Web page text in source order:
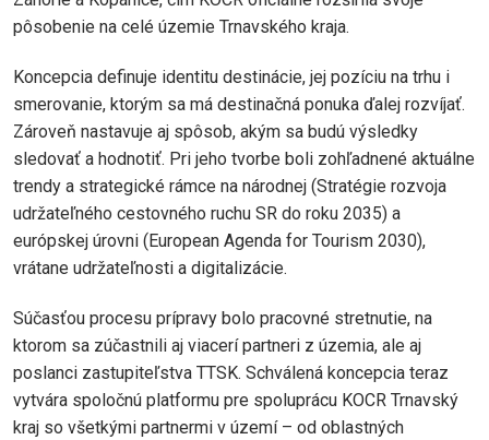
pôsobenie na celé územie Trnavského kraja.
Koncepcia definuje identitu destinácie, jej pozíciu na trhu i
smerovanie, ktorým sa má destinačná ponuka ďalej rozvíjať.
Zároveň nastavuje aj spôsob, akým sa budú výsledky
sledovať a hodnotiť. Pri jeho tvorbe boli zohľadnené aktuálne
trendy a strategické rámce na národnej (Stratégie rozvoja
udržateľného cestovného ruchu SR do roku 2035) a
európskej úrovni (European Agenda for Tourism 2030),
vrátane udržateľnosti a digitalizácie.
Súčasťou procesu prípravy bolo pracovné stretnutie, na
ktorom sa zúčastnili aj viacerí partneri z územia, ale aj
poslanci zastupiteľstva TTSK. Schválená koncepcia teraz
vytvára spoločnú platformu pre spoluprácu KOCR Trnavský
kraj so všetkými partnermi v území – od oblastných